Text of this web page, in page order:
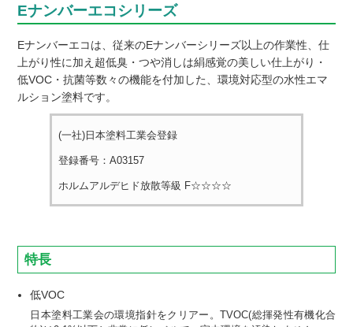
Eナンバーエコシリーズ
Eナンバーエコは、従来のEナンバーシリーズ以上の作業性、仕
上がり性に加え超低臭・つや消しは絹感覚の美しい仕上がり・
低VOC・抗菌等数々の機能を付加した、環境対応型の水性エマ
ルション塗料です。
(一社)日本塗料工業会登録
登録番号：A03157
ホルムアルデヒド放散等級 F☆☆☆☆
特長
低VOC
日本塗料工業会の環境指針をクリアー。TVOC(総揮発性有機化合